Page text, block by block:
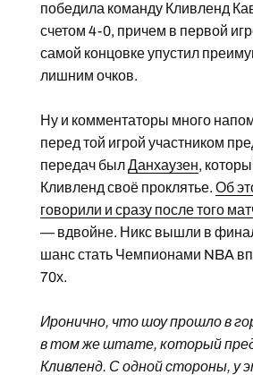
победила команду Кливленд
счетом 4-0, причем в первой
самой концовке упустил
лишним очков.
Ну и комментаторы много
перед той игрой участником
передач былДанхаузен,
Кливленд своё проклятье. Об
говорили и сразу после того
— вдвойне. Никс вышли в
шанс стать Чемпионами NBA
70х.
Иронично, что шоу прошло в
в том же штате, который
Кливленд. С одной стороны, у